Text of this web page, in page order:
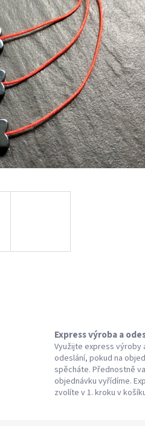
Express výroba a
Využijte express výroby
odeslání, pokud na
spěcháte. Přednostně
objednávku vyřídíme.
zvolíte v 1. kroku v